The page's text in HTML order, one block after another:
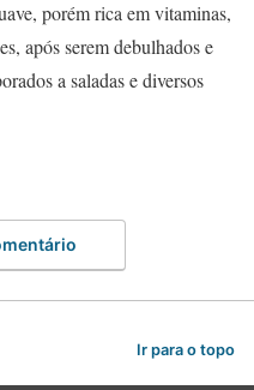
porém rica em vitaminas,
após serem debulhados e
a saladas e diversos
Ir para o topo